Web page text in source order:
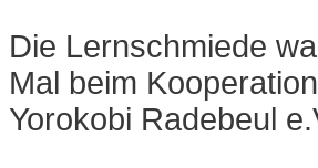
Die Lernschmiede
Mal beim
Yorokobi Radebeul